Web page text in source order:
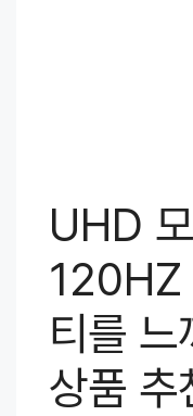
UHD
120HZ
티를 느
상품